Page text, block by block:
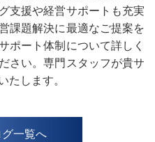
支援や経営サポートも充実
課題解決に最適なご提案を
ポート体制について詳しく
さい。専門スタッフが貴サ
たします。
一覧へ